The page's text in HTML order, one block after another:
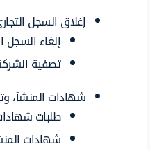
إغلاق السجل
إلغاء السجل
تصفية
شهادات المنشأ،
طلبات
شهادات